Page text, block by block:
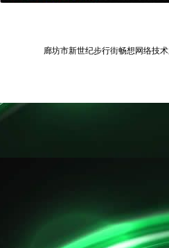
廊坊市新世纪步行街畅想网络技